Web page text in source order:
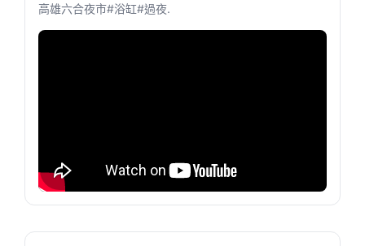
高雄六合夜市#浴缸#過夜.